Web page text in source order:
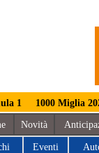
1 1000 Miglia
Novità
Eventi